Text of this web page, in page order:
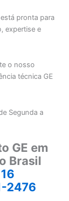
pronta para
expertise e
o nosso
técnica GE
Segunda a
GE em
Brasil
2476